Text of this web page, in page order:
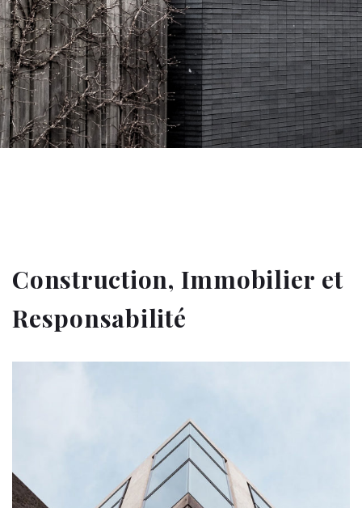
Construction, Immobilier et
Responsabilité